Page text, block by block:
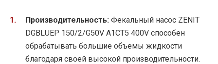
Производительность: Фекальный насос ZENIT
DGBLUEP 150/2/G50V A1CT5 400V способен
обрабатывать большие объемы жидкости
благодаря своей высокой производительности.